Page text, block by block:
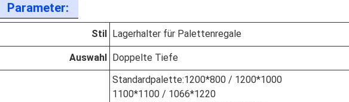
Parameter:
Stil Lagerhalter für Palettenregale
Auswahl Doppelte Tiefe
Standardpalette:1200*800 / 1200*1000
1100*1100 / 1066*1220